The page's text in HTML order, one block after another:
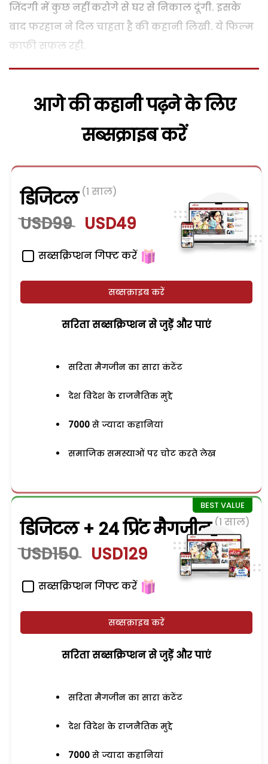
जिंदगी में कुछ नहीं करोगे से घर से निकाल दूंगी. इसके
बाद फरहान ने दिल चाहता है की कहानी लिखी. ये फिल्म
काफी सफल रही.
आगे की कहानी पढ़ने के लिए
सब्सक्राइब करें
डिजिटल (1 साल)
USD99 USD49
सब्सक्रिप्शन गिफ्ट करें
सब्सक्राइब करें
सरिता सब्सक्रिप्शन से जुड़ेें और पाएं
सरिता मैगजीन का सारा कंटेंट
देश विदेश के राजनैतिक मुद्दे
7000 से ज्यादा कहानियां
समाजिक समस्याओं पर चोट करते लेख
डिजिटल + 24 प्रिंट मैगजीन (1 साल)
USD150 USD129
सब्सक्रिप्शन गिफ्ट करें
सब्सक्राइब करें
सरिता सब्सक्रिप्शन से जुड़ेें और पाएं
सरिता मैगजीन का सारा कंटेंट
देश विदेश के राजनैतिक मुद्दे
7000 से ज्यादा कहानियां